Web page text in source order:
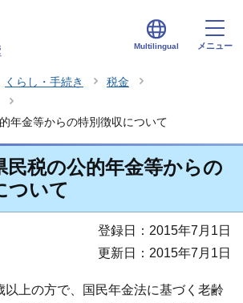
Multilingual メニュー
くらし・手続き
税金
年金等からの特別徴収について
民税の公的年金等からの
ついて
登録日：2015年7月1日
更新日：2015年7月1日
以上の方で、国民年金法に基づく老齢